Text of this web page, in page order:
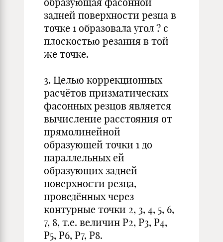
задней поверхности резца в
точке 1 образовала угол ? с
плоскостью резания в той
же точке.
3. Целью коррекционных
расчётов призматических
фасонных резцов является
вычисление расстояния от
прямолинейной
образующей точки 1 до
параллельных ей
образующих задней
поверхности резца,
проведённых через
контурные точки 2, 3, 4, 5, 6,
7, 8, т.е. величин Р2, Р3, Р4,
Р5, Р6, Р7, Р8.